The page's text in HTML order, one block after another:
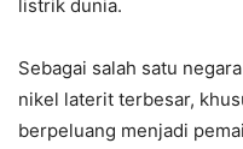
listrik dunia.
Sebagai salah satu
nikel laterit terbesar,
berpeluang menjadi